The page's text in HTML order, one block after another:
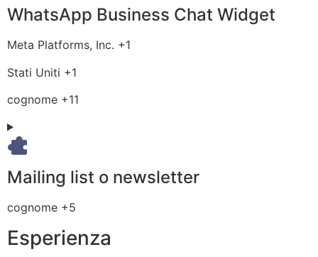
WhatsApp Business Chat Widget
Azienda:
Meta Platforms, Inc. +1
Luogo
trattamento:
Stati Uniti +1
Dati
trattati:
cognome +11
Mailing list o newsletter
Dati
trattati:
cognome +5
Esperienza